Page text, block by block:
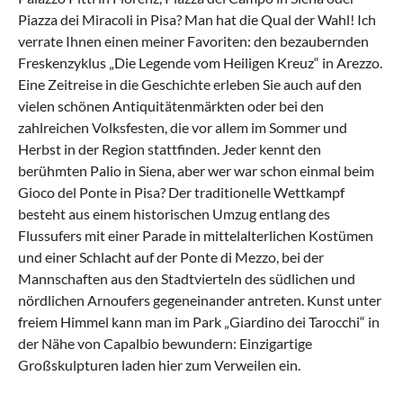
Piazza dei Miracoli in Pisa? Man hat die Qual der Wahl! Ich
verrate Ihnen einen meiner Favoriten: den bezaubernden
Freskenzyklus „Die Legende vom Heiligen Kreuz“ in Arezzo.
Eine Zeitreise in die Geschichte erleben Sie auch auf den
vielen schönen Antiquitätenmärkten oder bei den
zahlreichen Volksfesten, die vor allem im Sommer und
Herbst in der Region stattfinden. Jeder kennt den
berühmten Palio in Siena, aber wer war schon einmal beim
Gioco del Ponte in Pisa? Der traditionelle Wettkampf
besteht aus einem historischen Umzug entlang des
Flussufers mit einer Parade in mittelalterlichen Kostümen
und einer Schlacht auf der Ponte di Mezzo, bei der
Mannschaften aus den Stadtvierteln des südlichen und
nördlichen Arnoufers gegeneinander antreten. Kunst unter
freiem Himmel kann man im Park „Giardino dei Tarocchi“ in
der Nähe von Capalbio bewundern: Einzigartige
Großskulpturen laden hier zum Verweilen ein.